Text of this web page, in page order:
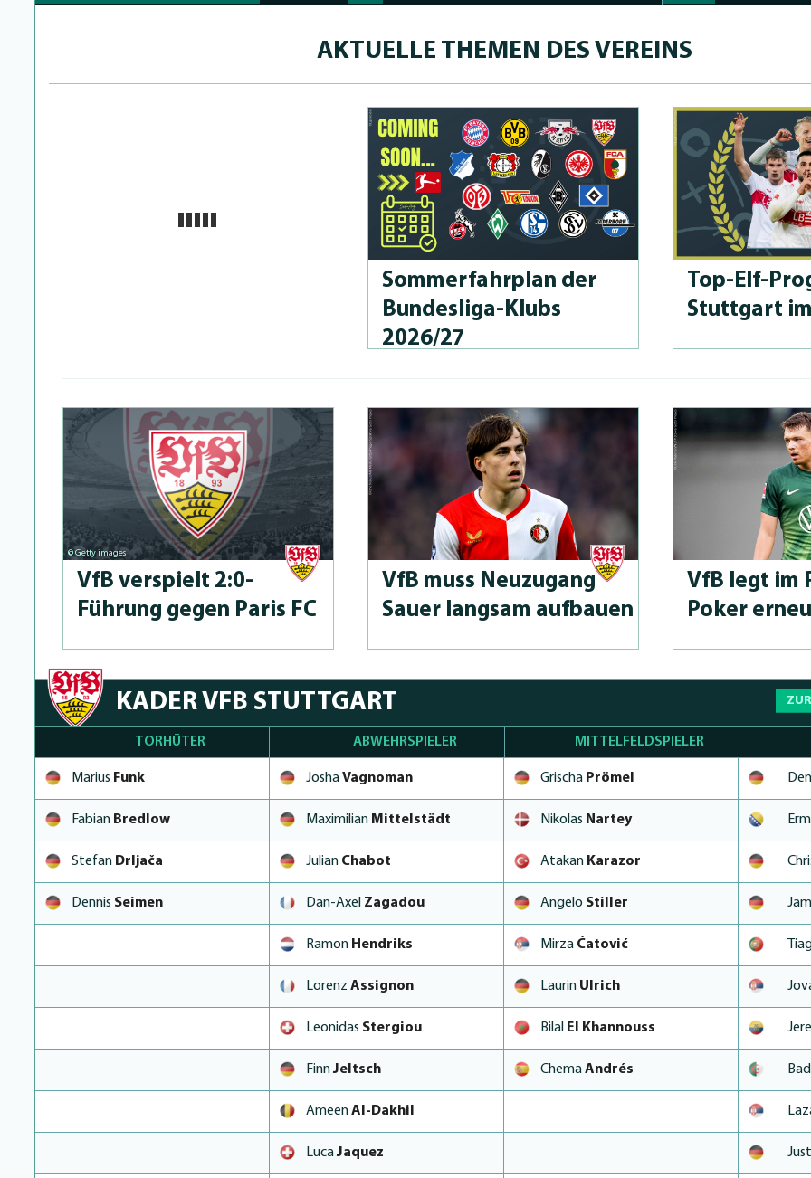
AKTUELLE THEMEN DES VEREINS
Som­merfahrplan der
Bun­des­li­ga-Klubs
2026/27
Top-Elf-
Stuttgart
© Getty images
VfB verspielt 2:0-
Führung gegen Paris FC
VfB muss Neuzugang
Sauer langsam aufbauen
VfB legt im
Po­ker
KADER VFB STUTTGART
TORHÜTER ABWEHRSPIELER MITTELFELDSPIELER
Marius Funk JoshaVagnoman Grischa Prömel
Fabian Bredlow Maximilian Mittelstädt Nikolas Nartey
Stefan Drljača Julian Chabot Atakan Karazor
Dennis Seimen Dan-Axel Zagadou Angelo Stiller
Ramon Hendriks Mirza Ćatović
Lorenz Assignon Laurin Ulrich
Leonidas Stergiou Bilal El Khannouss
FinnJeltsch ChemaAndrés
AmeenAl-Dakhil
LucaJaquez